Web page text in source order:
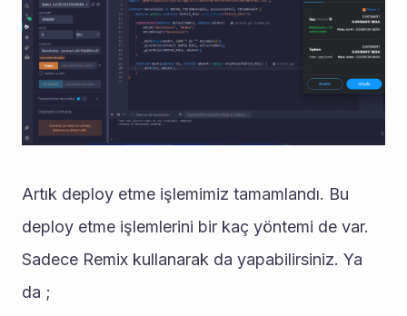
Artık deploy etme işlemimiz tamamlandı. Bu
deploy etme işlemlerini bir kaç yöntemi de var.
Sadece Remix kullanarak da yapabilirsiniz. Ya
da ;